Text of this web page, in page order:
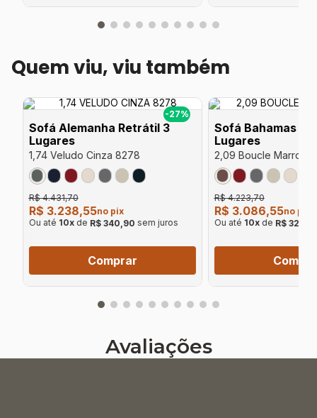
Quem viu, viu também
-27%
Sofá Alemanha Retrátil 3
Lugares
1,74 Veludo Cinza 8278
R$ 4.431,70
R$ 3.238,55no pix
Ou até 10xde R$ 340,90 sem juros
Comprar
Sofá Bahamas
Lugares
2,09 Boucle Marrom
R$ 4.223,70
R$ 3.086,55no pix
Ou até 10xde R$
Avaliações